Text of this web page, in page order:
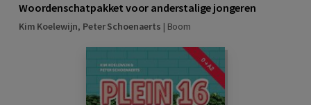
Woordenschatpakket voor anderstalige jongeren
Kim Koelewijn, Peter Schoenaerts | Boom